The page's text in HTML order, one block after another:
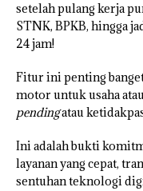
setelah pulang kerja
STNK, BPKB, hingga
24 jam!
Fitur ini penting
motor untuk usaha
pendingatau
Ini adalah bukti
layanan yang cepat,
sentuhan teknologi